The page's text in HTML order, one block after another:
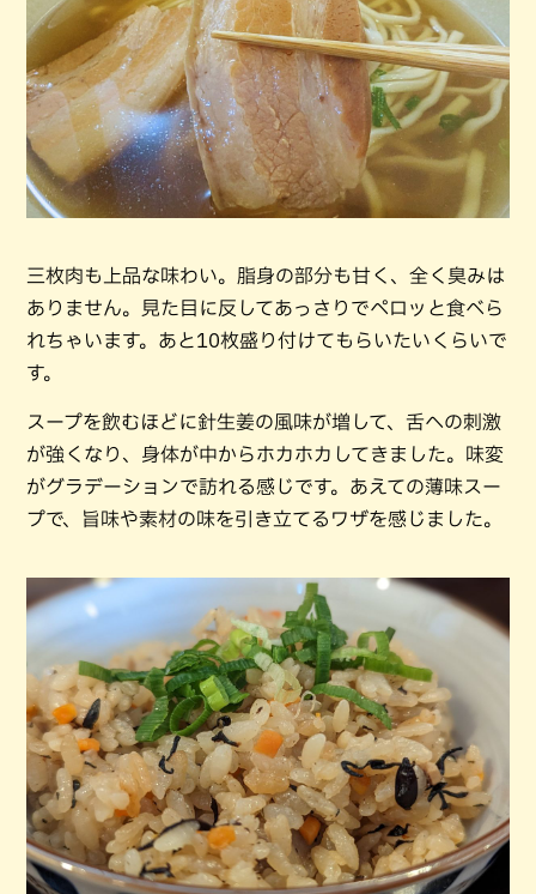
三枚肉も上品な味わい。脂身の部分も甘く、全く臭みは
ありません。見た目に反してあっさりでペロッと食べら
れちゃいます。あと10枚盛り付けてもらいたいくらいで
す。
スープを飲むほどに針生姜の風味が増して、舌への刺激
が強くなり、身体が中からホカホカしてきました。味変
がグラデーションで訪れる感じです。あえての薄味スー
プで、旨味や素材の味を引き立てるワザを感じました。